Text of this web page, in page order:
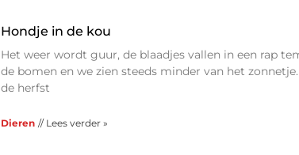
Hondje in de kou
Het weer wordt guur, de blaadjes vallen in een rap
de bomen en we zien steeds minder van het
de herfst
Dieren // Lees verder »